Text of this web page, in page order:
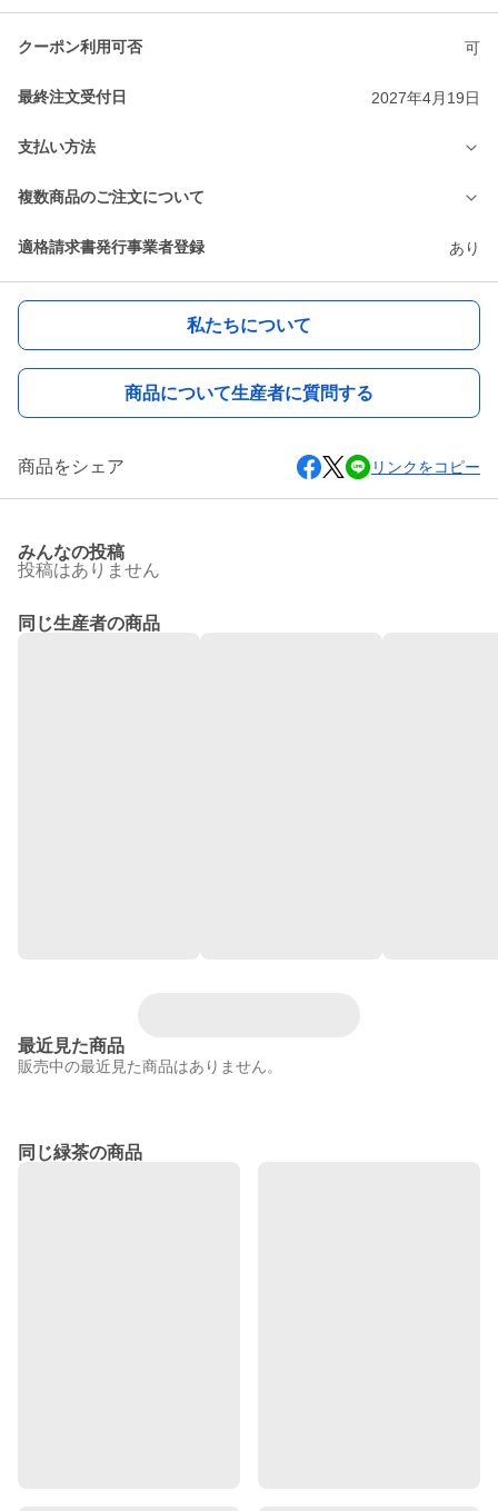
クーポン利用可否 可
最終注文受付日 2027年4月19日
支払い方法
複数商品のご注文について
適格請求書発行事業者登録 あり
私たちについて
商品について生産者に質問する
商品をシェア リンクをコピー
みんなの投稿
投稿はありません
同じ生産者の商品
最近見た商品
販売中の最近見た商品はありません。
同じ緑茶の商品